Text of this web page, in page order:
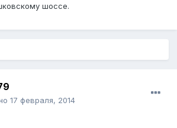
шоссе.
17 февраля, 2014